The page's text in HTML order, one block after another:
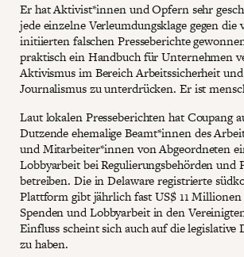
Er hat Aktivist*innen und Opfern sehr
jede einzelne Verleumdungsklage gegen die
initiierten falschen Presseberichte
praktisch ein Handbuch für Unternehmen
Aktivismus im Bereich Arbeitssicherheit
Journalismus zu unterdrücken. Er ist
Laut lokalen Presseberichten hat Coupang
Dutzende ehemalige Beamt*innen des
und Mitarbeiter*innen von Abgeordneten
Lobbyarbeit bei Regulierungsbehörden
betreiben. Die in Delaware registrierte
Plattform gibt jährlich fast US$ 11
Spenden und Lobbyarbeit in den
Einfluss scheint sich auch auf die legislative
zu haben.